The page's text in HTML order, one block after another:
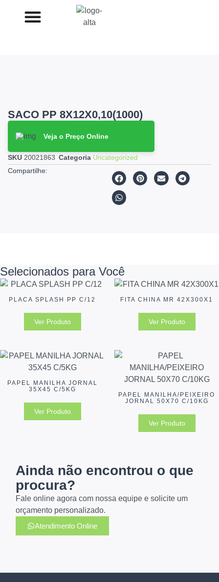
SACO PP 8X12X0,10(1000)
Veja o Preço Online
SKU 20021863 Categoria Uncategorized
Compartilhe:
Selecionados para Você
PLACA SPLASH PP C/12
Ver Produto
FITA CHINA MR 42X300X1
Ver Produto
PAPEL MANILHA JORNAL
35X45 C/5KG
Ver Produto
PAPEL MANILHA/PEIXEIRO
JORNAL 50X70 C/10KG
Ver Produto
Ainda não encontrou o que
procura?
Fale online agora com nossa equipe e solicite um
orçamento personalizado.
Atendimento Online